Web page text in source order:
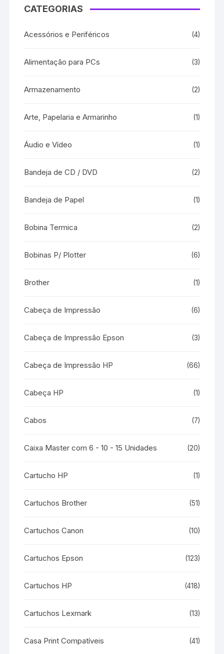
CATEGORIAS
Acessórios e Periféricos (4)
Alimentação para PCs (3)
Armazenamento (2)
Arte, Papelaria e Armarinho (1)
Áudio e Vídeo (1)
Bandeja de CD / DVD (2)
Bandeja de Papel (1)
Bobina Termica (2)
Bobinas P/ Plotter (6)
Brother (1)
Cabeça de Impressão (6)
Cabeça de Impressão Epson (3)
Cabeça de Impressão HP (66)
Cabeça HP (1)
Cabos (7)
Caixa Master com 6 - 10 - 15 Unidades (20)
Cartucho HP (1)
Cartuchos Brother (51)
Cartuchos Canon (10)
Cartuchos Epson (123)
Cartuchos HP (418)
Cartuchos Lexmark (13)
Casa Print Compatíveis (41)